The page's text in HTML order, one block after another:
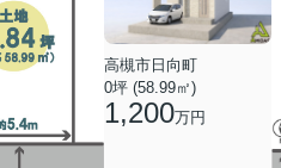
高槻市日向町
0坪 (58.99㎡)
1,200万円